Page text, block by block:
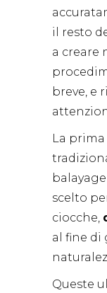
il resto
a creare
breve, e
La
scelto
ciocche,
al fine di
Queste